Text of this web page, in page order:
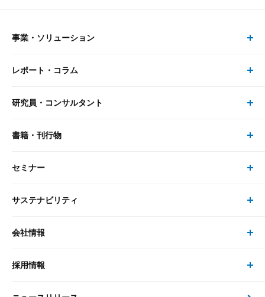
事業・ソリューション
事業・ソリューション トップ
リサーチ
大和総研の強み
レポート・コラム
レポート・コラム トップ
最新のレポート・コラム
政策分析
研究員・コンサルタント
研究員・コンサルタント トップ
研究員
書籍・刊行物
書籍・刊行物 トップ
書籍
セミナー
セミナー トップ
現在受付中のセミナー・イベント
サステナビリティ
サステナビリティの取り組み
次世代社会への貢献
会社情報
会社情報 トップ
採用情報